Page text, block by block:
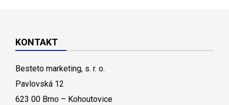
KONTAKT
Besteto marketing, s. r. o.
Pavlovská 12
623 00 Brno – Kohoutovice